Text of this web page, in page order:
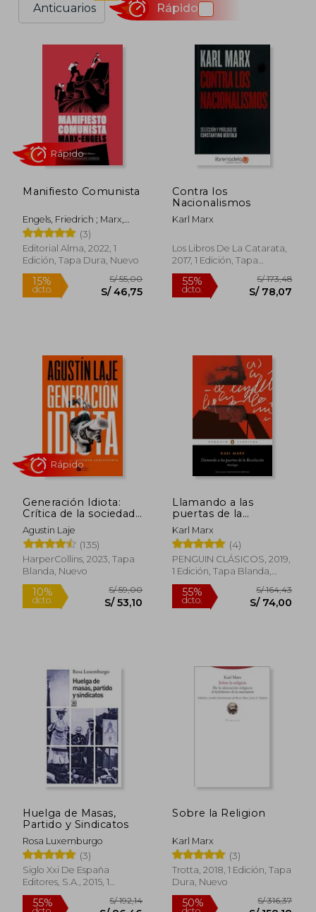
Anticuarios Rápido
Manifiesto Comunista
Engels, Friedrich ; Marx,
Karl Heinrich (3)
Editorial Alma, 2022, 1
Edición, Tapa Dura, Nuevo
15%
dcto. S/ 46,75
Rápido
Contra los
Nacionalismos
Karl Marx
Los Libros De La Catarata,
2017, 1 Edición, Tapa
Blanda, Nuevo
55%
dcto.
Generación Idiota:
Crítica de la sociedad
adolescente
Agustin Laje
(135)
HarperCollins, 2023, Tapa
Blanda, Nuevo
10%
dcto. S/ 53,10
Rápido
Llamando a las
puertas de la
revolución
Karl Marx
(4)
PENGUIN CLÁSICOS, 2019,
1 Edición, Tapa Blanda,
Nuevo
Huelga de Masas,
Partido y Sindicatos
Rosa Luxemburgo
(3)
Siglo Xxi De España
Editores, S.A., 2015, 1
Edición, Tapa Blanda,
Nuevo
Sobre la Religion
Karl Marx
(3)
Trotta, 2018, 1 Edición, Tapa
Dura, Nuevo